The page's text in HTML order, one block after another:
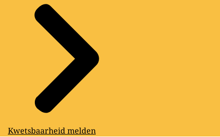
Kwetsbaarheid melden